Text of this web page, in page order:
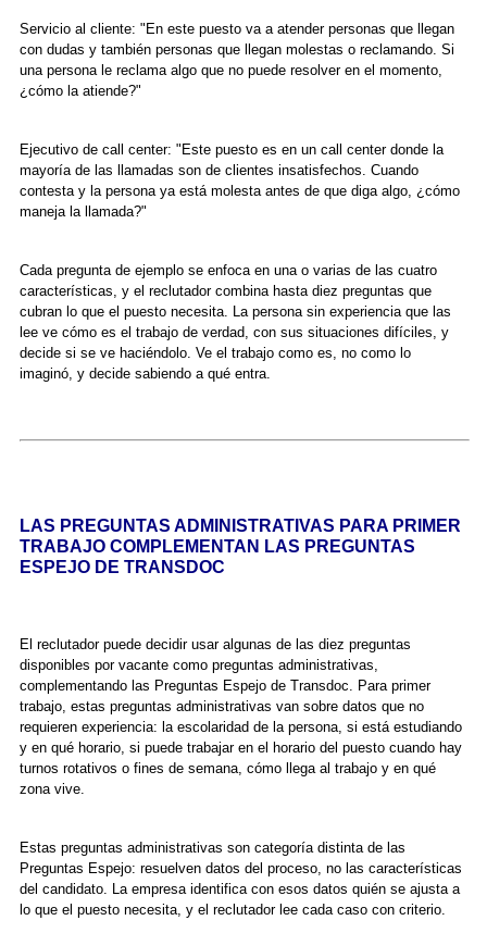
Servicio al cliente: "En este puesto va a atender personas que llegan
con dudas y también personas que llegan molestas o reclamando. Si
una persona le reclama algo que no puede resolver en el momento,
¿cómo la atiende?"
Ejecutivo de call center: "Este puesto es en un call center donde la
mayoría de las llamadas son de clientes insatisfechos. Cuando
contesta y la persona ya está molesta antes de que diga algo, ¿cómo
maneja la llamada?"
Cada pregunta de ejemplo se enfoca en una o varias de las cuatro
características, y el reclutador combina hasta diez preguntas que
cubran lo que el puesto necesita. La persona sin experiencia que las
lee ve cómo es el trabajo de verdad, con sus situaciones difíciles, y
decide si se ve haciéndolo. Ve el trabajo como es, no como lo
imaginó, y decide sabiendo a qué entra.
LAS PREGUNTAS ADMINISTRATIVAS PARA PRIMER
TRABAJO COMPLEMENTAN LAS PREGUNTAS
ESPEJO DE TRANSDOC
El reclutador puede decidir usar algunas de las diez preguntas
disponibles por vacante como preguntas administrativas,
complementando las Preguntas Espejo de Transdoc. Para primer
trabajo, estas preguntas administrativas van sobre datos que no
requieren experiencia: la escolaridad de la persona, si está estudiando
y en qué horario, si puede trabajar en el horario del puesto cuando hay
turnos rotativos o fines de semana, cómo llega al trabajo y en qué
zona vive.
Estas preguntas administrativas son categoría distinta de las
Preguntas Espejo: resuelven datos del proceso, no las características
del candidato. La empresa identifica con esos datos quién se ajusta a
lo que el puesto necesita, y el reclutador lee cada caso con criterio.